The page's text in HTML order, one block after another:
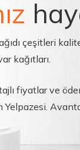
çeşitleri
kağıtları.
fiyatlar ve